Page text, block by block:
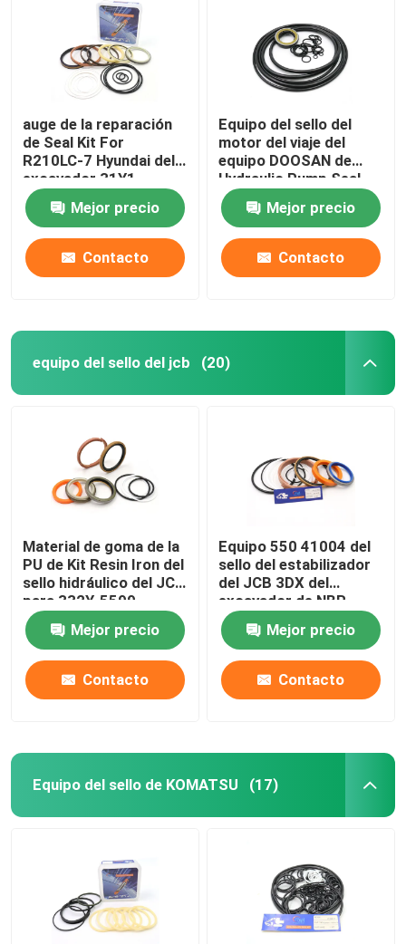
Piezas de Electric del excavador
Excavador Spare Parts
Juego de sellos para cargador
auge de la reparación
de Seal Kit For
R210LC-7 Hyundai del
excavador 31Y1-
15880
Mejor precio
Contacto
Equipo del sello del
motor del viaje del
equipo DOOSAN de
Hydraulic Pump Seal
del excavador DX225
Mejor precio
Contacto
equipo del sello del jcb (20)
Material de goma de la
PU de Kit Resin Iron del
sello hidráulico del JCB
para 332Y-5599
Mejor precio
Contacto
Equipo 550 41004 del
sello del estabilizador
del JCB 3DX del
excavador de NBR
PTFE
Mejor precio
Contacto
Equipo del sello de KOMATSU (17)